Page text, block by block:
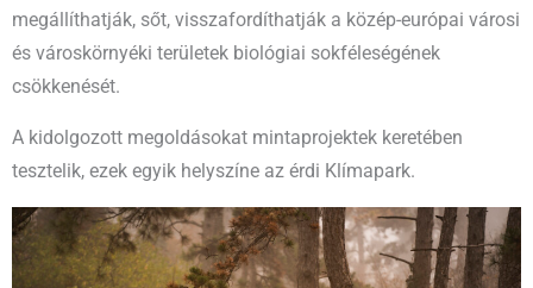
megállíthatják, sőt, visszafordíthatják a közép-európai városi
és városkörnyéki területek biológiai sokféleségének
csökkenését.
A kidolgozott megoldásokat mintaprojektek keretében
tesztelik, ezek egyik helyszíne az érdi Klímapark.